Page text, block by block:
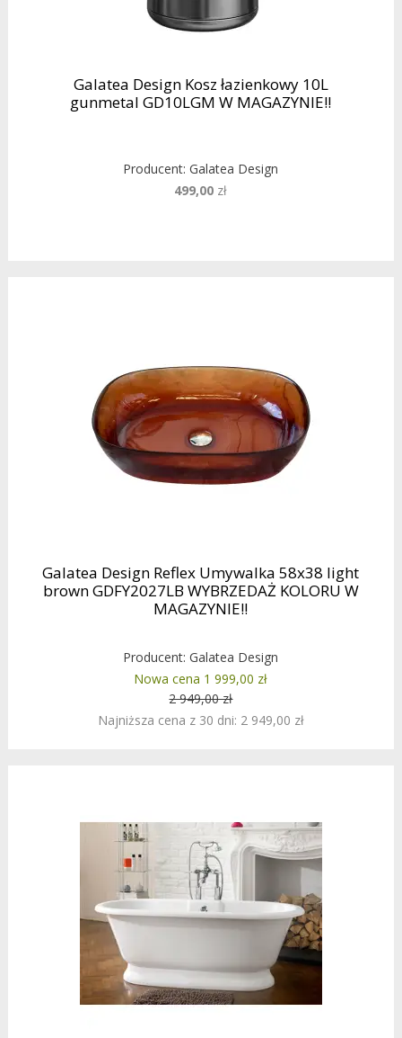
Galatea Design Kosz łazienkowy 10L
gunmetal GD10LGM W MAGAZYNIE!!
Producent:Galatea Design
499,00 zł
Galatea Design Reflex Umywalka 58x38 light
brown GDFY2027LB WYBRZEDAŻ KOLORU W
MAGAZYNIE!!
Producent:Galatea Design
Nowa cena 1 999,00 zł
2 949,00 zł
Najniższa cena z 30 dni: 2 949,00 zł